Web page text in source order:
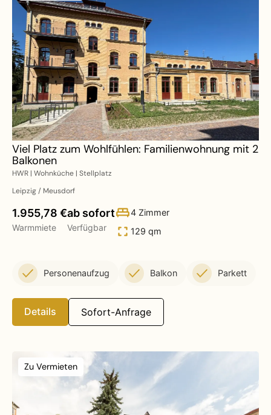
Viel Platz zum Wohlfühlen: Familienwohnung mit 2
Balkonen
HWR | Wohnküche | Stellplatz
Leipzig / Meusdorf
1.955,78 €
Warmmiete
ab sofort
Verfügbar
4 Zimmer
129 qm
Personenaufzug Balkon Parkett
Details Sofort-Anfrage
Zu Vermieten